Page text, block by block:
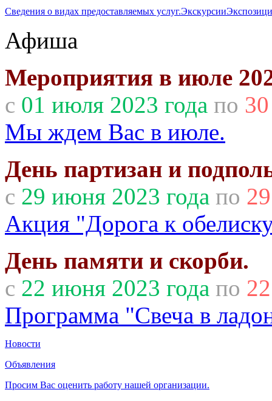
Сведения о видах предоставляемых услуг.Экскурсии
Афиша
Мероприятия в июле
с 01 июля 2023 года по
Мы ждем Вас в июле.
День партизан и
с 29 июня 2023 года по
Акция "Дорога к
День памяти и скорби.
с 22 июня 2023 года по
Программа "Свеча в
Новости
Объявления
Просим Вас оценить работу нашей организации.